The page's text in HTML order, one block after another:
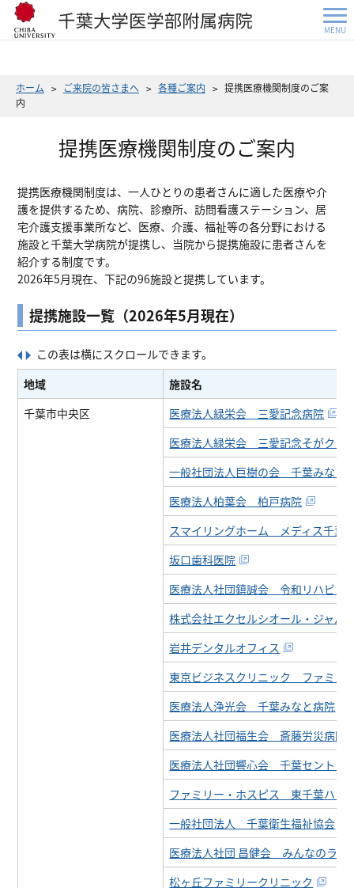
MENU
ホーム ご来院の皆さまへ 各種ご案内
提携医療機関制度のご案
内
提携医療機関制度のご案内
提携医療機関制度は、一人ひとりの患者さんに適した医療や介
護を提供するため、病院、診療所、訪問看護ステーション、居
宅介護支援事業所など、医療、介護、福祉等の各分野における
施設と千葉大学病院が提携し、当院から提携施設に患者さんを
紹介する制度です。
2026年5月現在、下記の96施設と提携しています。
提携施設一覧（2026年5月現在）
地域
施設名
千葉市中央区
医療法人緑栄会 三愛記念病院
医療法人緑栄会 三愛記念そがクリ
一般社団法人巨樹の会 千葉みなと
医療法人柏葉会 柏戸病院
スマイリングホーム メディス千葉
坂口歯科医院
医療法人社団鎮誠会 令和リハビリ
株式会社エクセルシオール・ジャ
岩井デンタルオフィス
東京ビジネスクリニック ファミリ
医療法人浄光会 千葉みなと病院
医療法人社団福生会 斎藤労災病院
医療法人社団響心会 千葉セントラ
ファミリー・ホスピス 東千葉ハウ
一般社団法人 千葉衛生福祉協会
医療法人社団 昌健会 みんなのライ
松ヶ丘ファミリークリニック